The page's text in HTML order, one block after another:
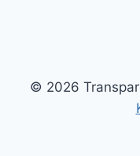
© 2026